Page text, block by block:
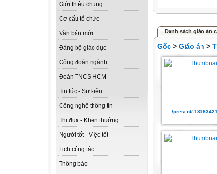
Giới thiệu chung
Cơ cấu tổ chức
Văn bản mới
Đảng bộ giáo dục
Công đoàn ngành
Đoàn TNCS HCM
Tin tức - Sự kiện
Công nghệ thông tin
Thi đua - Khen thưởng
Người tốt - Việc tốt
Lịch công tác
Thông báo
Danh sách giáo án
Gốc > Giáo án >
/present/-